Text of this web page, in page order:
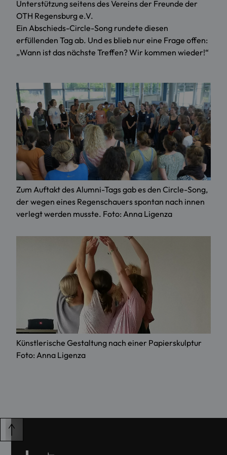
Unterstützung seitens des Vereins der Freunde der
OTH Regensburg e.V.
Ein Abschieds-Circle-Song rundete diesen
erfüllenden Tag ab. Und es blieb nur eine Frage offen:
„Wann ist das nächste Treffen? Wir kommen wieder!“
Zum Auftakt des Alumni-Tags gab es den Circle-Song,
der wegen eines Regenschauers spontan nach innen
verlegt werden musste. Foto: Anna Ligenza
Künstlerische Gestaltung nach einer Papierskulptur
Foto: Anna Ligenza